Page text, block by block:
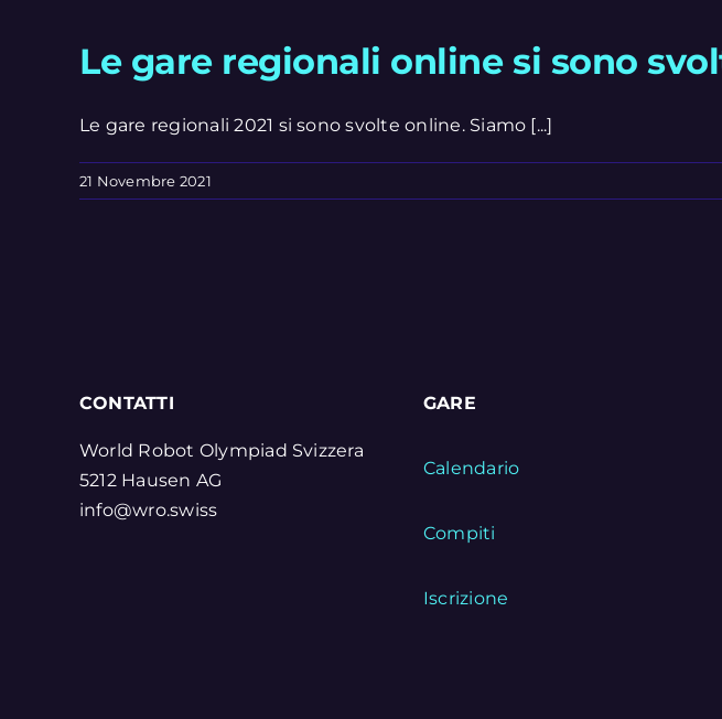
Le gare regionali online si sono
Le gare regionali 2021 si sono svolte online. Siamo [...]
21 Novembre 2021
CONTATTI
World Robot Olympiad Svizzera
5212 Hausen AG
info@wro.swiss
GARE
Calendario
Compiti
Iscrizione